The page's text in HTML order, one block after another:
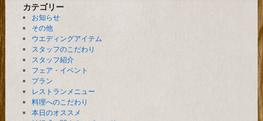
カテゴリー
お知らせ
その他
ウエディングアイテム
スタッフのこだわり
スタッフ紹介
フェア・イベント
プラン
レストランメニュー
料理へのこだわり
本日のオススメ